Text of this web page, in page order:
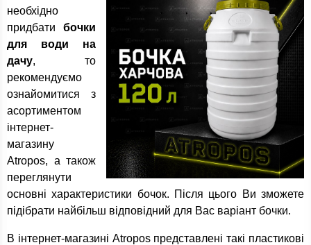
необхідно
придбати бочки
для води на
дачу, то
рекомендуємо
ознайомитися з
асортиментом
інтернет-
магазину
Atropos, а також
переглянути
основні характеристики бочок. Після цього Ви зможете
підібрати найбільш відповідний для Вас варіант бочки.
В інтернет-магазині Atropos представлені такі пластикові